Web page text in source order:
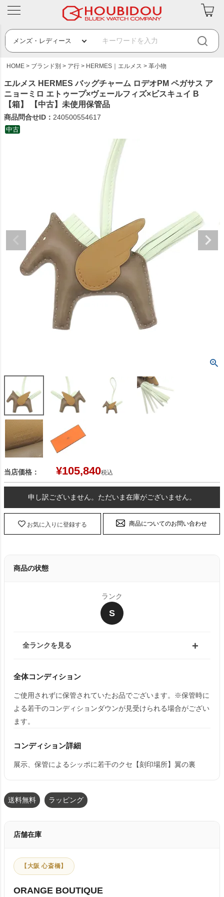
HOME ブランド別 ア行 HERMES｜エルメス 革小物
エルメス HERMES バッグチャーム ロデオPM ペガサス ア
ニョーミロ エトゥープ×ヴェールフィズ×ビスキュイ B
【箱】 【中古】未使用保管品
商品問合せID： 240500554617
中古
当店価格： ¥105,840税込
申し訳ございません。ただいま在庫がございません。
お気に入りに登録する 商品についてのお問い合わせ
商品の状態
ランク
S
全ランクを見る
全体コンディション
ご使用されずに保管されていたお品でございます。※保管時に
よる若干のコンディションダウンが見受けられる場合がござい
ます。
コンディション詳細
展示、保管によるシッポに若干のクセ【刻印場所】翼の裏
送料無料 ラッピング
店舗在庫
【大阪 心斎橋】
ORANGE BOUTIQUE